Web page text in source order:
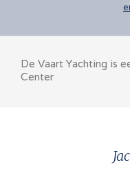
De Vaart Yachting is
Center